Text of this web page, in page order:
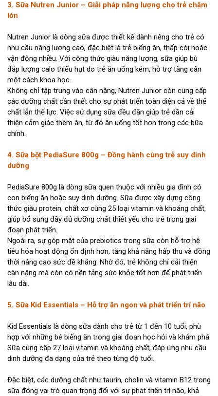
3. Sữa Nutren Junior – Giải pháp năng lượng cho trẻ chậm
lớn
Nutren Junior là dòng sữa được thiết kế dành riêng cho trẻ có
nhu cầu năng lượng cao, đặc biệt là trẻ biếng ăn, thấp còi hoặc
vận động nhiều. Với công thức giàu năng lượng, sữa giúp bù
đắp lượng calo thiếu hụt do trẻ ăn uống kém, hỗ trợ tăng cân
một cách khoa học.
Không chỉ tập trung vào cân nặng, Nutren Junior còn cung cấp
các dưỡng chất cần thiết cho sự phát triển toàn diện cả về thể
chất lẫn thể lực. Việc sử dụng sữa đều đặn giúp trẻ dần cải
thiện cảm giác thèm ăn, từ đó ăn uống tốt hơn trong các bữa
chính.
4. Sữa bột PediaSure 800g – Đồng hành cùng trẻ suy dinh
dưỡng
PediaSure 800g là dòng sữa quen thuộc với nhiều gia đình có
con biếng ăn hoặc suy dinh dưỡng. Sữa được xây dựng công
thức giàu protein, chất xơ cùng 25 loại vitamin và khoáng chất,
giúp bổ sung đầy đủ dưỡng chất thiết yếu cho trẻ trong giai
đoạn phát triển.
Ngoài ra, sự góp mặt của prebiotics trong sữa còn hỗ trợ hệ
tiêu hóa hoạt động ổn định hơn, tăng khả năng hấp thu và đồng
thời nâng cao sức đề kháng. Nhờ đó, trẻ không chỉ cải thiện
cân nặng mà còn có nền tảng sức khỏe tốt hơn để phát triển
lâu dài.
5. Sữa Kid Essentials – Hỗ trợ ăn ngon và phát triển trí não
Kid Essentials là dòng sữa dành cho trẻ từ 1 đến 10 tuổi, phù
hợp với những bé biếng ăn trong giai đoạn học hỏi và khám phá.
Sữa cung cấp 27 loại vitamin và khoáng chất, đáp ứng nhu cầu
dinh dưỡng đa dạng của trẻ theo từng độ tuổi.
Đặc biệt, các dưỡng chất như taurin, cholin và vitamin B12 trong
sữa đóng vai trò quan trọng đối với sự phát triển trí não, khả